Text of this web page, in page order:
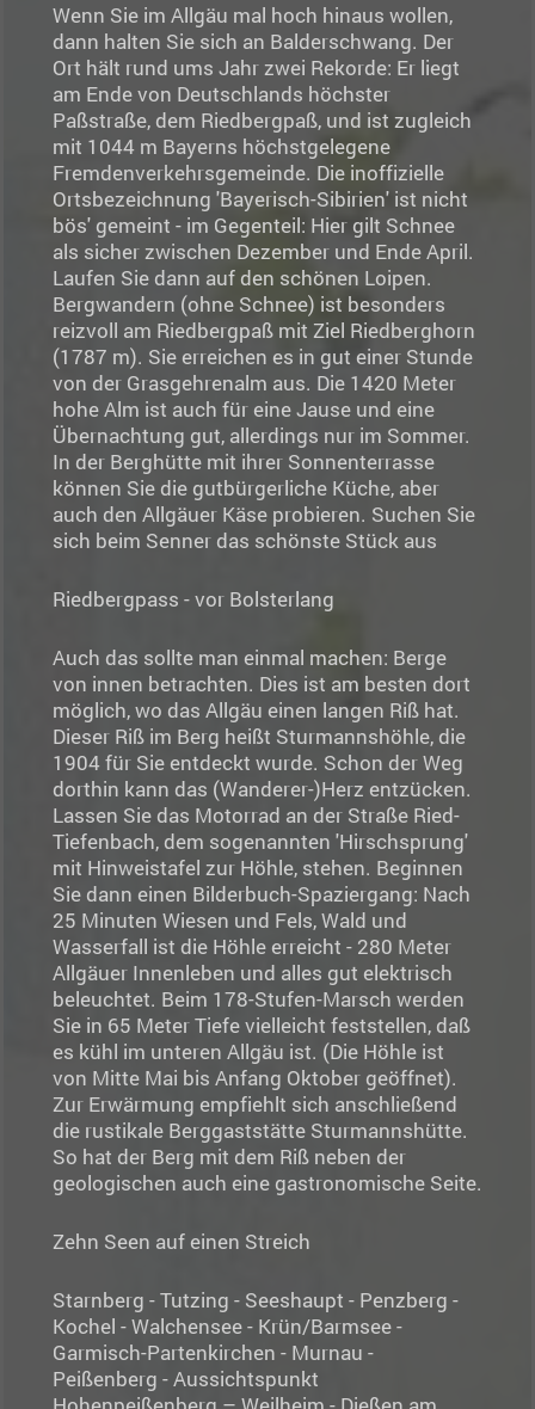
Wenn Sie im Allgäu mal hoch hinaus wollen,
dann halten Sie sich an Balderschwang. Der
Ort hält rund ums Jahr zwei Rekorde: Er liegt
am Ende von Deutschlands höchster
Paßstraße, dem Riedbergpaß, und ist zugleich
mit 1044 m Bayerns höchstgelegene
Fremdenverkehrsgemeinde. Die inoffizielle
Ortsbezeichnung 'Bayerisch-Sibirien' ist nicht
bös' gemeint - im Gegenteil: Hier gilt Schnee
als sicher zwischen Dezember und Ende April.
Laufen Sie dann auf den schönen Loipen.
Bergwandern (ohne Schnee) ist besonders
reizvoll am Riedbergpaß mit Ziel Riedberghorn
(1787 m). Sie erreichen es in gut einer Stunde
von der Grasgehrenalm aus. Die 1420 Meter
hohe Alm ist auch für eine Jause und eine
Übernachtung gut, allerdings nur im Sommer.
In der Berghütte mit ihrer Sonnenterrasse
können Sie die gutbürgerliche Küche, aber
auch den Allgäuer Käse probieren. Suchen Sie
sich beim Senner das schönste Stück aus
Riedbergpass - vor Bolsterlang
Auch das sollte man einmal machen: Berge
von innen betrachten. Dies ist am besten dort
möglich, wo das Allgäu einen langen Riß hat.
Dieser Riß im Berg heißt Sturmannshöhle, die
1904 für Sie entdeckt wurde. Schon der Weg
dorthin kann das (Wanderer-)Herz entzücken.
Lassen Sie das Motorrad an der Straße Ried-
Tiefenbach, dem sogenannten 'Hirschsprung'
mit Hinweistafel zur Höhle, stehen. Beginnen
Sie dann einen Bilderbuch-Spaziergang: Nach
25 Minuten Wiesen und Fels, Wald und
Wasserfall ist die Höhle erreicht - 280 Meter
Allgäuer Innenleben und alles gut elektrisch
beleuchtet. Beim 178-Stufen-Marsch werden
Sie in 65 Meter Tiefe vielleicht feststellen, daß
es kühl im unteren Allgäu ist. (Die Höhle ist
von Mitte Mai bis Anfang Oktober geöffnet).
Zur Erwärmung empfiehlt sich anschließend
die rustikale Berggaststätte Sturmannshütte.
So hat der Berg mit dem Riß neben der
geologischen auch eine gastronomische Seite.
Zehn Seen auf einen Streich
Starnberg - Tutzing - Seeshaupt - Penzberg -
Kochel - Walchensee - Krün/Barmsee -
Garmisch-Partenkirchen - Murnau -
Peißenberg - Aussichtspunkt